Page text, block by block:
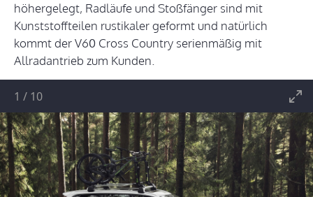
höhergelegt, Radläufe und Stoßfänger sind mit
Kunststoffteilen rustikaler geformt und natürlich
kommt der V60 Cross Country serienmäßig mit
Allradantrieb zum Kunden.
1 / 10